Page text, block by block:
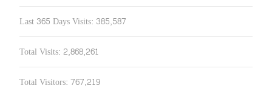
Last 365 Days Visits: 385,587
Total Visits: 2,868,261
Total Visitors: 767,219